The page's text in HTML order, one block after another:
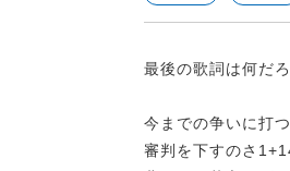
最後の歌詞は何だ
今までの争いに打
審判を下すのさ